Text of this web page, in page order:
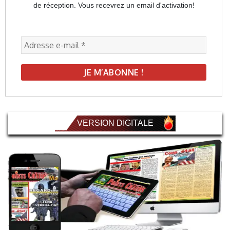
de réception. Vous recevrez un email d'activation!
VERSION DIGITALE